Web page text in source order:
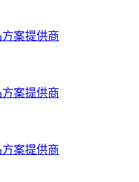
案提供商
案提供商
案提供商